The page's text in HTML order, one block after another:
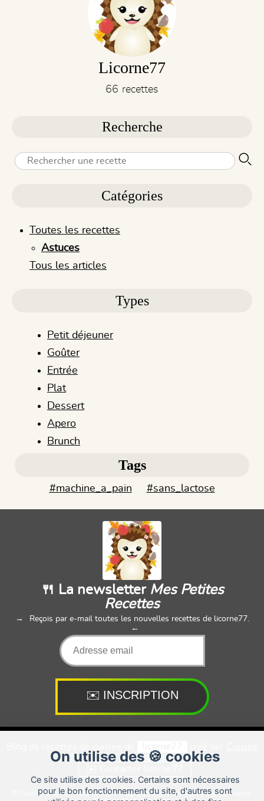
Licorne77
66 recettes
Recherche
Catégories
Toutes les recettes
Astuces
Tous les articles
Types
Petit déjeuner
Goûter
Entrée
Plat
Dessert
Apero
Brunch
Tags
#machine_a_pain #sans_lactose
On utilise des 🍪 cookies
Ce site utilise des cookies. Certains sont nécessaires
pour le bon fonctionnement du site, d'autres sont
🍴 La newsletter Mes Petites
Recettes
Reçois par e-mail toutes les nouvelles recettes de licorne77.
Land
⁄ RSS ⁄ Réglage des cookies/
© Cuisine.land : La plateforme de blog spécialisée dans les blogs culinaires.